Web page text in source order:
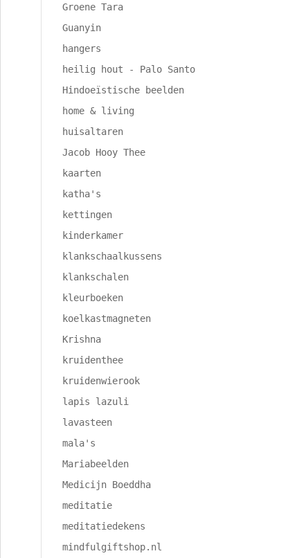
Groene Tara
Guanyin
hangers
heilig hout - Palo Santo
Hindoeïstische beelden
home & living
huisaltaren
Jacob Hooy Thee
kaarten
katha's
kettingen
kinderkamer
klankschaalkussens
klankschalen
kleurboeken
koelkastmagneten
Krishna
kruidenthee
kruidenwierook
lapis lazuli
lavasteen
mala's
Mariabeelden
Medicijn Boeddha
meditatie
meditatiedekens
mindfulgiftshop.nl